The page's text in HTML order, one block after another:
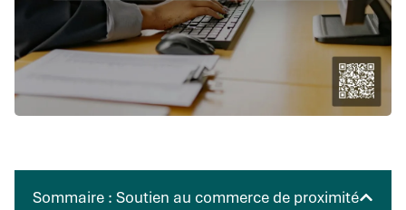
Sommaire : Soutien au commerce de proximité